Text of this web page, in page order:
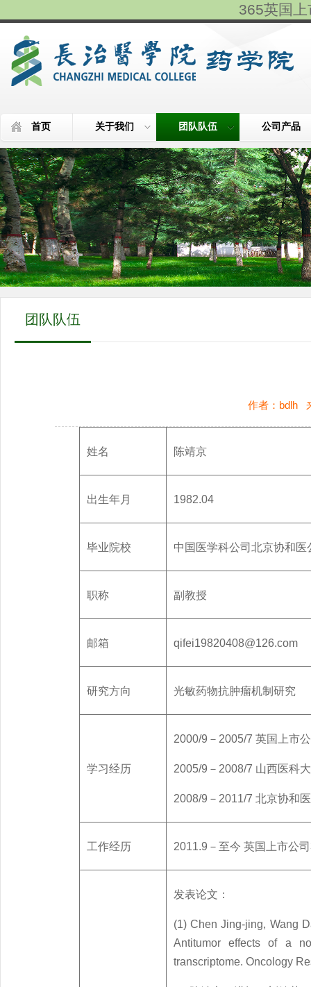
365英国
首页 关于我们 团队队伍 公司产品
团队队伍
作者：bdlh
姓名 陈靖京
出生年月 1982.04
毕业院校 中国医学科公司北京协和医
职称 副教授
邮箱 qifei19820408@126.com
研究方向 光敏药物抗肿瘤机制研究
学习经历
2000/9－2005/7 英国上市
2005/9－2008/7 山西医科
2008/9－2011/7 北京协和
工作经历 2011.9－至今 英国上市公
发表论文：
(1) Chen Jing-jing, Wang
Antitumor effects of a
transcriptome. Oncology